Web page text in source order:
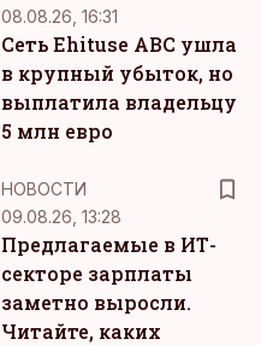
08.08.26, 16:31
Сеть Ehituse ABC ушла
в крупный убыток, но
выплатила владельцу
5 млн евро
НОВОСТИ
09.08.26, 13:28
Предлагаемые в ИТ-
секторе зарплаты
заметно выросли.
Читайте, каких